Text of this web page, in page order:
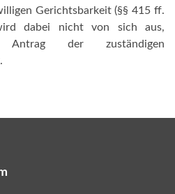
Gerichtsbarkeit (§§ 415 ff.
dabei nicht von sich aus,
der zuständigen